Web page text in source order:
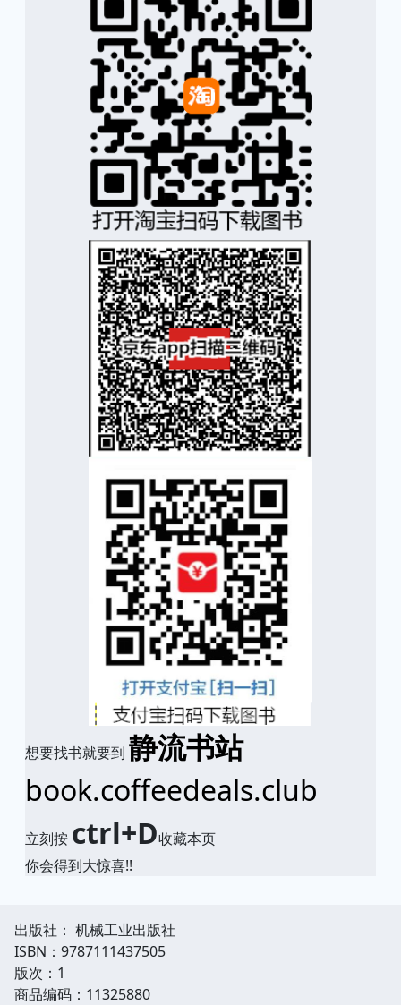
想要找书就要到 静流书站
book.coffeedeals.club
立刻按 ctrl+D收藏本页
你会得到大惊喜!!
出版社： 机械工业出版社
ISBN：9787111437505
版次：1
商品编码：11325880